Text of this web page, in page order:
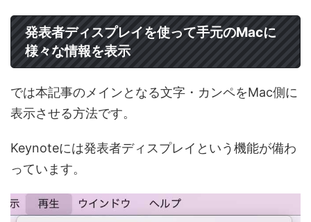
発表者ディスプレイを使って手元のMacに
様々な情報を表示
では本記事のメインとなる文字・カンペをMac側に
表示させる方法です。
Keynoteには発表者ディスプレイという機能が備わ
っています。